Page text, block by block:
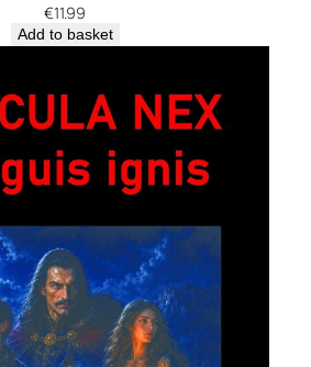
€11.99
Add to basket